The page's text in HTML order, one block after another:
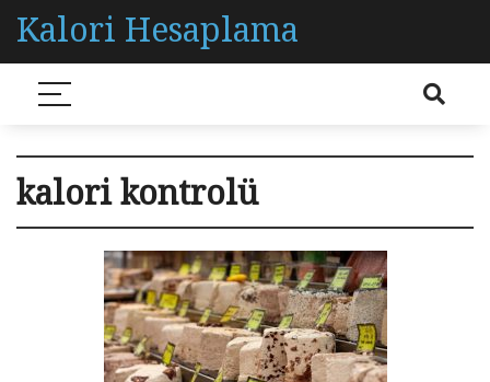
Kalori Hesaplama
kalori kontrolü